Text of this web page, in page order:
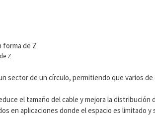
Z
sector de un círculo, permitiendo que varios
el tamaño del cable y mejora la distribución
en aplicaciones donde el espacio es limitado y